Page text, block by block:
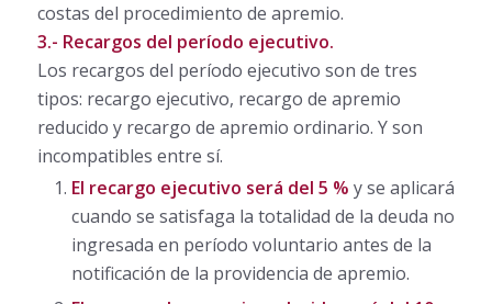
costas del procedimiento de apremio.
3.- Recargos del período ejecutivo.
Los recargos del período ejecutivo son de tres
tipos: recargo ejecutivo, recargo de apremio
reducido y recargo de apremio ordinario. Y son
incompatibles entre sí.
El recargo ejecutivo será del 5 % y se aplicará
cuando se satisfaga la totalidad de la deuda no
ingresada en período voluntario antes de la
notificación de la providencia de apremio.